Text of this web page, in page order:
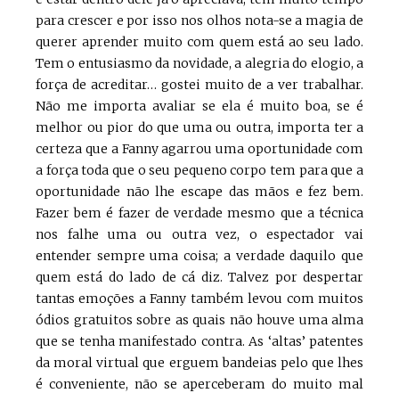
para crescer e por isso nos olhos nota-se a magia de
querer aprender muito com quem está ao seu lado.
Tem o entusiasmo da novidade, a alegria do elogio, a
força de acreditar… gostei muito de a ver trabalhar.
Não me importa avaliar se ela é muito boa, se é
melhor ou pior do que uma ou outra, importa ter a
certeza que a Fanny agarrou uma oportunidade com
a força toda que o seu pequeno corpo tem para que a
oportunidade não lhe escape das mãos e fez bem.
Fazer bem é fazer de verdade mesmo que a técnica
nos falhe uma ou outra vez, o espectador vai
entender sempre uma coisa; a verdade daquilo que
quem está do lado de cá diz. Talvez por despertar
tantas emoções a Fanny também levou com muitos
ódios gratuitos sobre as quais não houve uma alma
que se tenha manifestado contra. As ‘altas’ patentes
da moral virtual que erguem bandeias pelo que lhes
é conveniente, não se aperceberam do muito mal